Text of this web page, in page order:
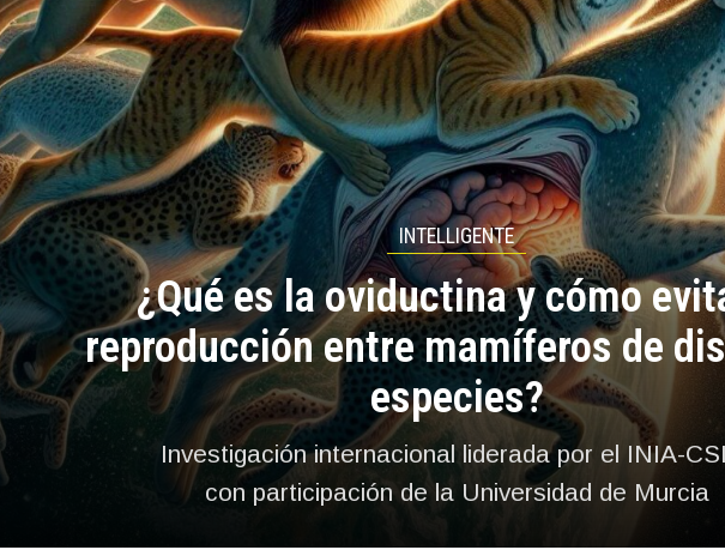
INTELLIGENTE
¿Qué es la oviductina y cómo
reproducción entre mamíferos de
especies?
Investigación internacional liderada por el INIA-
con participación de la Universidad de Murcia